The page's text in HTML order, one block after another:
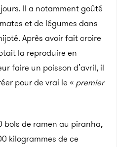
Il a notamment goûté
et de légumes dans
Après avoir fait croire
la reproduire en
faire un poisson d’avril, il
pour de vrai le « premier
bols de ramen au piranha,
kilogrammes de ce